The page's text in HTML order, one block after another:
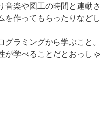
音楽や図工の時間と連動さ
を作ってもらったりなどし
ラミングから学ぶこと。
が学べることだとおっしゃ